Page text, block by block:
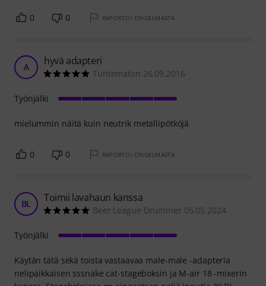
0 0 RAPORTOI ONGELMASTA
A hyvä adapteri
Tuntematon 26.09.2016
mielummin näitä kuin neutrik metallipötköjä
Työnjälki
0 0 RAPORTOI ONGELMASTA
BL Toimii lavahaun kanssa
Beer League Drummer 05.05.2024
Käytän tätä sekä toista vastaavaa male-male -adapteria
nelipaikkaisen sssnake cat-stageboksin ja M-air 18 -mixerin
Työnjälki